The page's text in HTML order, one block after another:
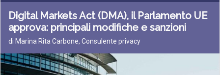
Digital Markets Act (DMA), il Parlamento UE
approva: principali modifiche e sanzioni
di Marina Rita Carbone, Consulente privacy